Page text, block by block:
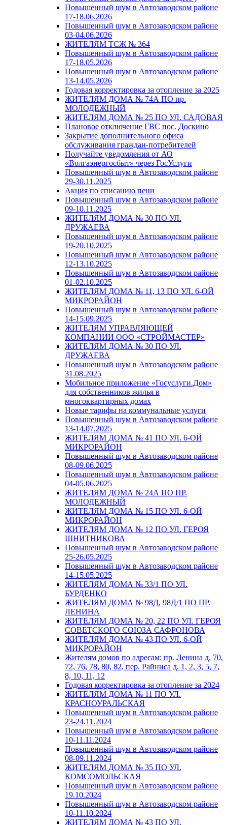
Повышенный шум в Автозаводском районе
17-18.06.2026
Повышенный шум в Автозаводском районе
03-04.06.2026
ЖИТЕЛЯМ ТСЖ № 364
Повышенный шум в Автозаводском районе
17-18.05.2026
Повышенный шум в Автозаводском районе
13-14.05.2026
Годовая корректировка за отопление за 2025
ЖИТЕЛЯМ ДОМА № 74А ПО пр.
МОЛОДЕЖНЫЙ
ЖИТЕЛЯМ ДОМА № 25 ПО УЛ. САДОВАЯ
Плановое отключение ГВС пос. Доскино
Закрытие дополнительного офиса
обслуживания граждан-потребителей
Получайте уведомления от АО
«Волгаэнергосбыт» через ГосУслуги
Повышенный шум в Автозаводском районе
29-30.11.2025
Акция по списанию пени
Повышенный шум в Автозаводском районе
09-10.11.2025
ЖИТЕЛЯМ ДОМА № 30 ПО УЛ.
ДРУЖАЕВА
Повышенный шум в Автозаводском районе
19-20.10.2025
Повышенный шум в Автозаводском районе
12-13.10.2025
Повышенный шум в Автозаводском районе
01-02.10.2025
ЖИТЕЛЯМ ДОМА № 11, 13 ПО УЛ. 6-ОЙ
МИКРОРАЙОН
Повышенный шум в Автозаводском районе
14-15.09.2025
ЖИТЕЛЯМ УПРАВЛЯЮЩЕЙ
КОМПАНИИ ООО «СТРОЙМАСТЕР»
ЖИТЕЛЯМ ДОМА № 30 ПО УЛ.
ДРУЖАЕВА
Повышенный шум в Автозаводском районе
31.08.2025
Мобильное приложение «Госуслуги.Дом»
для собственников жилья в
многоквартирных домах
Новые тарифы на коммунальные услуги
Повышенный шум в Автозаводском районе
13-14.07.2025
ЖИТЕЛЯМ ДОМА № 41 ПО УЛ. 6-ОЙ
МИКРОРАЙОН
Повышенный шум в Автозаводском районе
08-09.06.2025
Повышенный шум в Автозаводском районе
04-05.06.2025
ЖИТЕЛЯМ ДОМА № 24А ПО ПР.
МОЛОДЕЖНЫЙ
ЖИТЕЛЯМ ДОМА № 15 ПО УЛ. 6-ОЙ
МИКРОРАЙОН
ЖИТЕЛЯМ ДОМА № 12 ПО УЛ. ГЕРОЯ
ШНИТНИКОВА
Повышенный шум в Автозаводском районе
25-26.05.2025
Повышенный шум в Автозаводском районе
14-15.05.2025
ЖИТЕЛЯМ ДОМА № 33/1 ПО УЛ.
БУРДЕНКО
ЖИТЕЛЯМ ДОМА № 98Д, 98Д/1 ПО ПР.
ЛЕНИНА
ЖИТЕЛЯМ ДОМА № 20, 22 ПО УЛ. ГЕРОЯ
СОВЕТСКОГО СОЮЗА САФРОНОВА
ЖИТЕЛЯМ ДОМА № 43 ПО УЛ. 6-ОЙ
МИКРОРАЙОН
Жителям домов по адресам: пр. Ленина д. 70,
72, 76, 78, 80, 82, пер. Райниса д. 1, 2, 3, 5, 7,
8, 10, 11, 12
Годовая корректировка за отопление за 2024
ЖИТЕЛЯМ ДОМА № 11 ПО УЛ.
КРАСНОУРАЛЬСКАЯ
Повышенный шум в Автозаводском районе
23-24.11.2024
Повышенный шум в Автозаводском районе
10-11.11.2024
Повышенный шум в Автозаводском районе
08-09.11.2024
ЖИТЕЛЯМ ДОМА № 35 ПО УЛ.
КОМСОМОЛЬСКАЯ
Повышенный шум в Автозаводском районе
19.10.2024
Повышенный шум в Автозаводском районе
10-11.10.2024
ЖИТЕЛЯМ ДОМА № 43 ПО УЛ.